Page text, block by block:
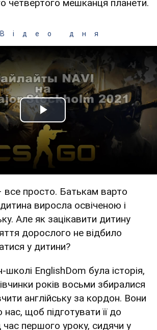
четвертого мешканця планети.
Відео дня
Play Video
все просто. Батькам варто
виросла освіченою і
Але як зацікавити дитину
дорослого не відбило
у дитини?
EnglishDom була історія,
років восьми збиралися
англійську за кордон. Вони
щоб підготувати її до
час першого уроку, сидячи у